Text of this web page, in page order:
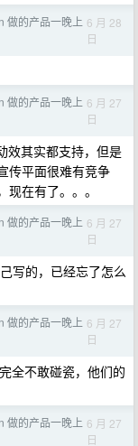
做的产品一晚上 6 月 28
日
做的产品一晚上 6 月 27
日
效其实都支持，但是
传平面很难有竞争
在有了。。。
做的产品一晚上 6 月 27
日
写的，已经忘了怎么
做的产品一晚上 6 月 27
日
全不敢碰瓷，他们的
做的产品一晚上 6 月 27
日